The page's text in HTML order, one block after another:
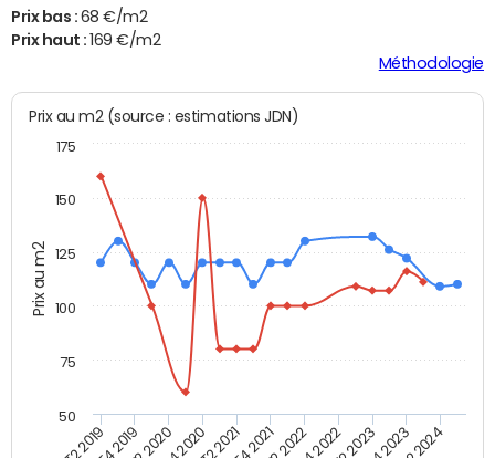
Prix bas : 68 €/m2
Prix haut : 169 €/m2
Méthodologie
Prix au m2
Prix au m2 (source : estimations JDN)
T2 2019T4 2019T2 2020T4 2020T2 2021T4 2021T2 2022T4 2022T2 2023T4 2023T2 2024
50
75
100
125
150
175